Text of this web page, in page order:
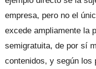
empresa, pero no el
excede ampliamente la
semigratuita, de por sí
contenidos, y según los